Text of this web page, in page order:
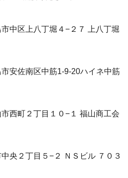
中区上八丁堀４−２７ 上八丁堀
安佐南区中筋1-9-20ハイネ中筋
西町２丁目１０−１ 福山商工会
央２丁目５−２ ＮＳビル ７０３